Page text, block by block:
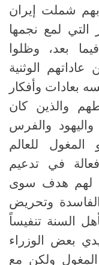
بهم شملت إيران
التي لمع نجمها
بعد، وظلوا
الوثنية
بعادات وأفكار
والذين كان
واليهود والفرس
المغول للعالم
في تدعيم
لهم هدف سوى
وتحريض
السنة تنفيساً
بعض الوزراء
المغول ولكن مع